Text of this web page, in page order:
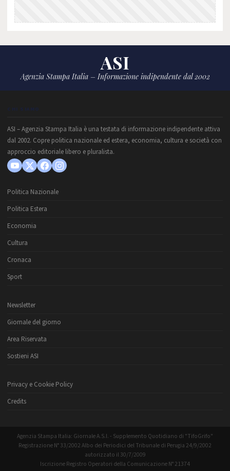
ASI
Agenzia Stampa Italia – Informazione indipendente dal 2002
CHI SIAMO
ASI – Agenzia Stampa Italia è una testata di informazione indipendente attiva
dal 2002. Copre politica nazionale ed estera, economia, cultura e società con
approccio editoriale libero e pluralista.
Politica Nazionale
Politica Estera
Economia
Cultura
Cronaca
Sport
Newsletter
Giornale del giorno
Area Riservata
Sostieni ASI
Privacy e Cookie Policy
Credits
Agenzia Stampa Italia: Giornale A.S.I. - Supplemento Quotidiano di "TifoGrifo"
Registrazione N° 33/2002 Albo dei Periodici del Tribunale di Perugia 24/9/2002
autorizzato il 30/7/2009
Iscrizione Registro Operatori della Comunicazione N° 21374